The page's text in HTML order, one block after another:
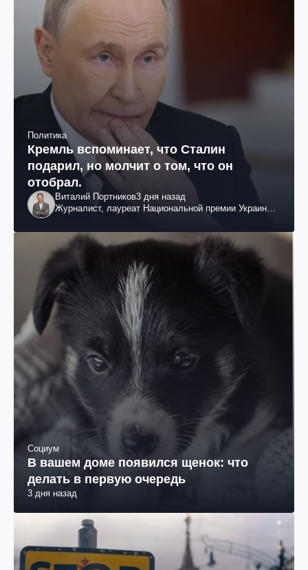
Политика
Кремль вспоминает, что Сталин
подарил, но молчит о том, что он
отобрал.
Виталий Портников3 дня назад
Журналист, лауреат Национальной премии Украины
Социум
В вашем доме появился щенок: что
делать в первую очередь
3 дня назад